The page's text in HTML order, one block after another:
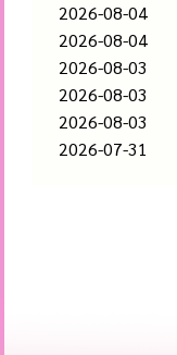
2026-08-04
2026-08-04
2026-08-03
2026-08-03
2026-08-03
2026-07-31